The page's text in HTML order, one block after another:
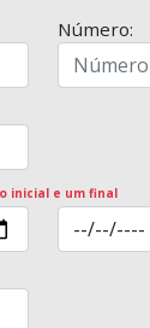
Número:
inicial e um final